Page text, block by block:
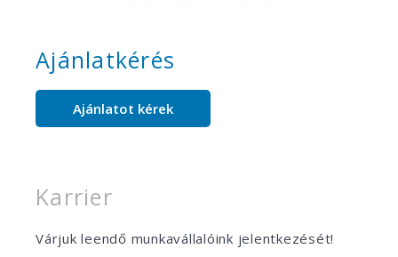
Ajánlatkérés
Ajánlatot kérek
Karrier
Várjuk leendő munkavállalóink jelentkezését!